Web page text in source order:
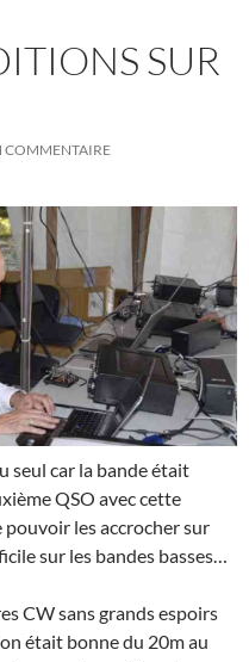
SUR
COMMENTAIRE
seul car la bande était
QSO avec cette
les accrocher sur
sur les bandes basses…
CW sans grands espoirs
était bonne du 20m au